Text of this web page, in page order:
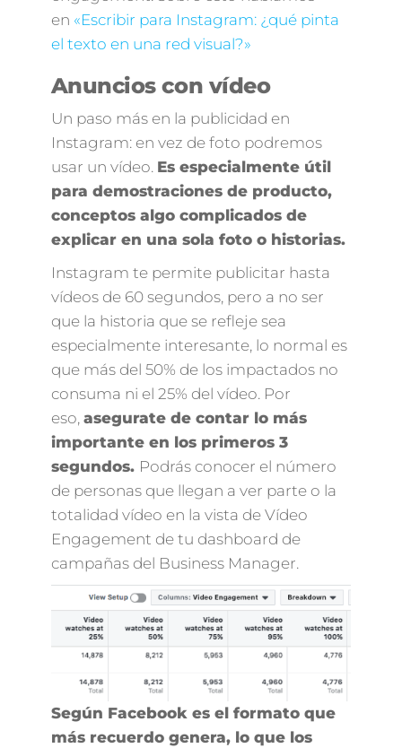
en «Escribir para Instagram: ¿qué pinta
el texto en una red visual?»
Anuncios con vídeo
Un paso más en la publicidad en
Instagram: en vez de foto podremos
usar un vídeo. Es especialmente útil
para demostraciones de producto,
conceptos algo complicados de
explicar en una sola foto o historias.
Instagram te permite publicitar hasta
vídeos de 60 segundos, pero a no ser
que la historia que se refleje sea
especialmente interesante, lo normal es
que más del 50% de los impactados no
consuma ni el 25% del vídeo. Por
eso, asegurate de contar lo más
importante en los primeros 3
segundos. Podrás conocer el número
de personas que llegan a ver parte o la
totalidad vídeo en la vista de Vídeo
Engagement de tu dashboard de
campañas del Business Manager.
Según Facebook es el formato que
más recuerdo genera, lo que los